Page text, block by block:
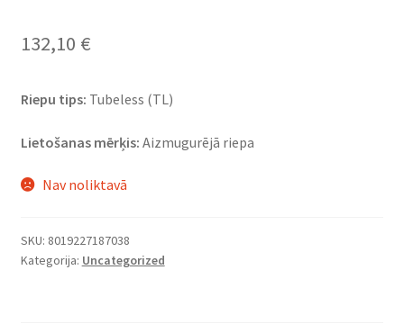
132,10 €
Riepu tips: Tubeless (TL)
Lietošanas mērķis: Aizmugurējā riepa
Nav noliktavā
SKU: 8019227187038
Kategorija: Uncategorized